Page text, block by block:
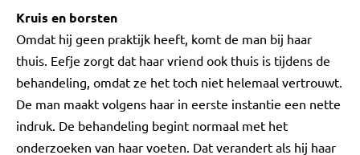
Kruis en borsten
Omdat hij geen praktijk heeft, komt de man bij haar
thuis. Eefje zorgt dat haar vriend ook thuis is tijdens de
behandeling, omdat ze het toch niet helemaal vertrouwt.
De man maakt volgens haar in eerste instantie een nette
indruk. De behandeling begint normaal met het
onderzoeken van haar voeten. Dat verandert als hij haar